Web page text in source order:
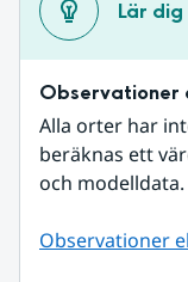
Lär dig
Observationer
Alla orter har
beräknas ett
och modelldata.
Observationer